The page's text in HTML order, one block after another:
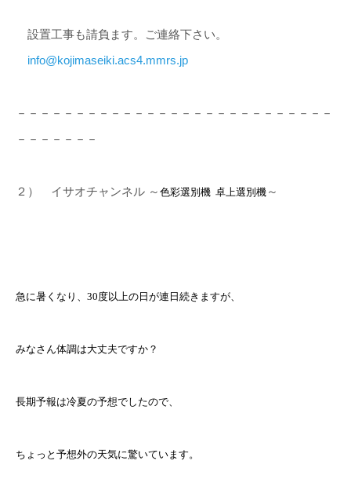
設置工事も請負ます。ご連絡下さい。
info@kojimaseiki.acs4.mmrs.jp
－－－－－－－－－－－－－－－－－－－－－－－－－－－
－－－－－－－
２） イサオチャンネル ～ 色彩選別機 卓上選別機 ～
急に暑くなり、30度以上の日が連日続きますが、
みなさん体調は大丈夫ですか？
長期予報は冷夏の予想でしたので、
ちょっと予想外の天気に驚いています。